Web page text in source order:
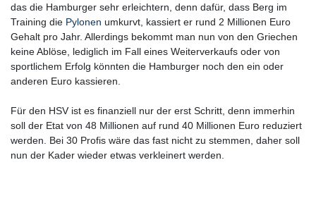
das die Hamburger sehr erleichtern, denn dafür, dass Berg im
Training die Pylonen umkurvt, kassiert er rund 2 Millionen Euro
Gehalt pro Jahr. Allerdings bekommt man nun von den Griechen
keine Ablöse, lediglich im Fall eines Weiterverkaufs oder von
sportlichem Erfolg könnten die Hamburger noch den ein oder
anderen Euro kassieren.
Für den HSV ist es finanziell nur der erst Schritt, denn immerhin
soll der Etat von 48 Millionen auf rund 40 Millionen Euro reduziert
werden. Bei 30 Profis wäre das fast nicht zu stemmen, daher soll
nun der Kader wieder etwas verkleinert werden.